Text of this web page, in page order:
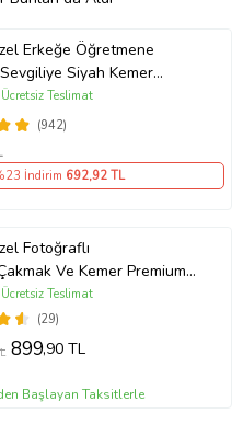
Erkeğe Öğretmene
Siyah Kemer
Seti Hediye Seti
(942)
Teslimat
İndirim 692,92 TL
Fotoğraflı
Ve Kemer Premium
Seti
(29)
Teslimat
899,90 TL
Başlayan Taksitlerle